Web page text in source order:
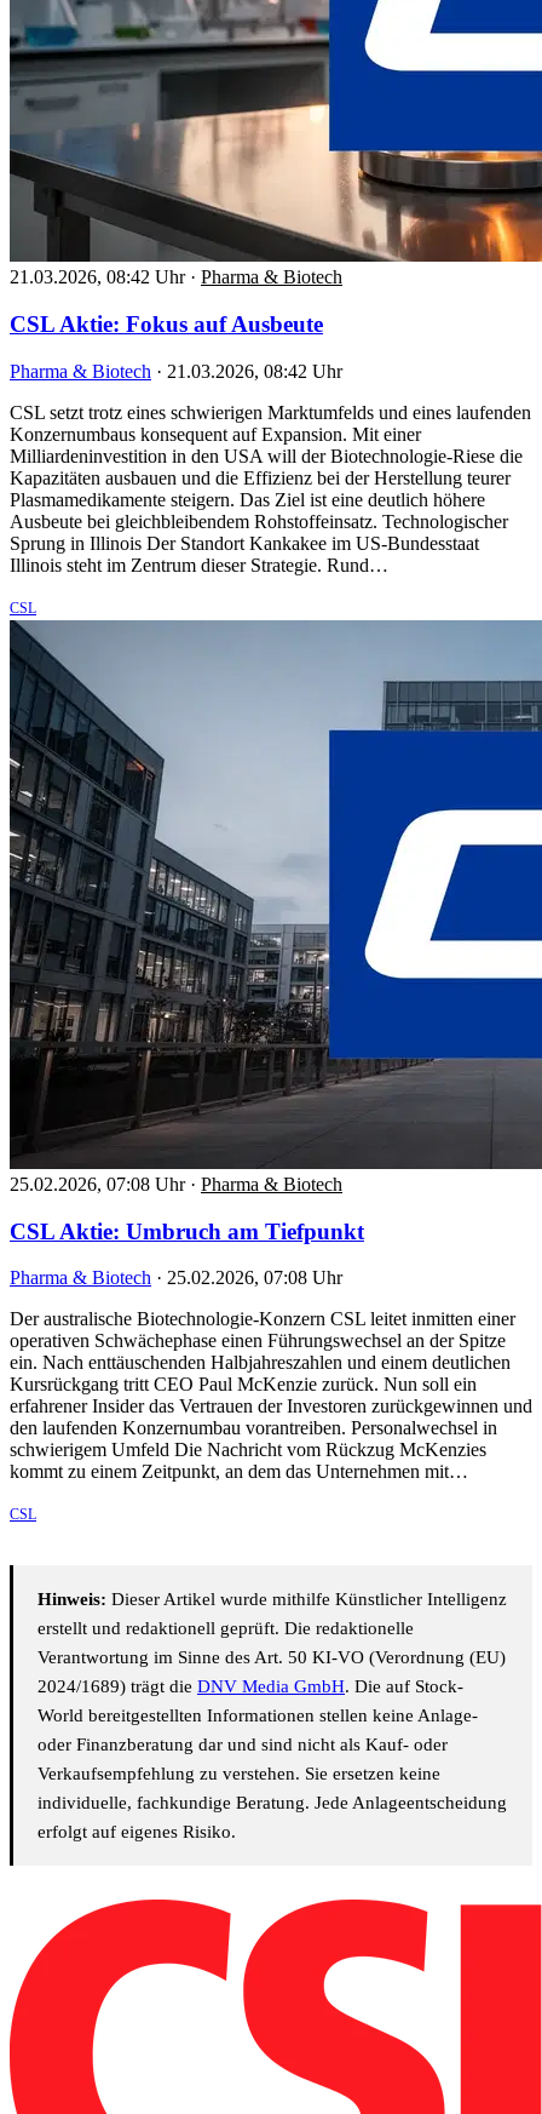
21.03.2026, 08:42 Uhr · Pharma & Biotech
CSL Aktie: Fokus auf Ausbeute
Pharma & Biotech · 21.03.2026, 08:42 Uhr
CSL setzt trotz eines schwierigen Marktumfelds und eines laufenden
Konzernumbaus konsequent auf Expansion. Mit einer
Milliardeninvestition in den USA will der Biotechnologie-Riese die
Kapazitäten ausbauen und die Effizienz bei der Herstellung teurer
Plasmamedikamente steigern. Das Ziel ist eine deutlich höhere
Ausbeute bei gleichbleibendem Rohstoffeinsatz. Technologischer
Sprung in Illinois Der Standort Kankakee im US-Bundesstaat
Illinois steht im Zentrum dieser Strategie. Rund…
CSL
25.02.2026, 07:08 Uhr · Pharma & Biotech
CSL Aktie: Umbruch am Tiefpunkt
Pharma & Biotech · 25.02.2026, 07:08 Uhr
Der australische Biotechnologie-Konzern CSL leitet inmitten einer
operativen Schwächephase einen Führungswechsel an der Spitze
ein. Nach enttäuschenden Halbjahreszahlen und einem deutlichen
Kursrückgang tritt CEO Paul McKenzie zurück. Nun soll ein
erfahrener Insider das Vertrauen der Investoren zurückgewinnen und
den laufenden Konzernumbau vorantreiben. Personalwechsel in
schwierigem Umfeld Die Nachricht vom Rückzug McKenzies
kommt zu einem Zeitpunkt, an dem das Unternehmen mit…
CSL
Hinweis: Dieser Artikel wurde mithilfe Künstlicher Intelligenz
erstellt und redaktionell geprüft. Die redaktionelle
Verantwortung im Sinne des Art. 50 KI-VO (Verordnung (EU)
2024/1689) trägt die DNV Media GmbH. Die auf Stock-
World bereitgestellten Informationen stellen keine Anlage-
oder Finanzberatung dar und sind nicht als Kauf- oder
Verkaufsempfehlung zu verstehen. Sie ersetzen keine
individuelle, fachkundige Beratung. Jede Anlageentscheidung
erfolgt auf eigenes Risiko.